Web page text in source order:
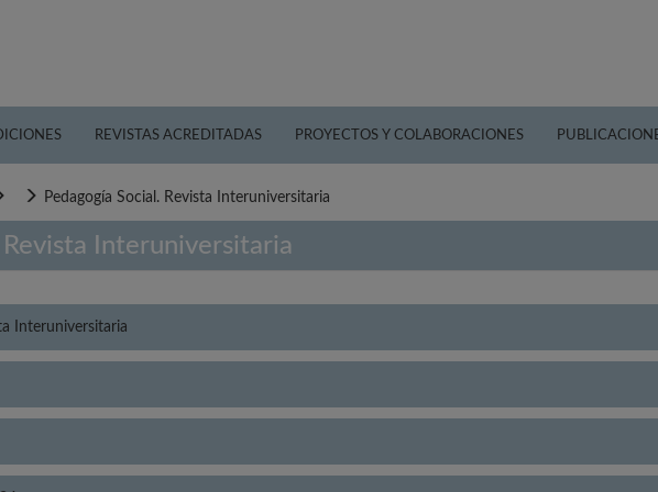
REVISTAS ACREDITADAS PROYECTOS Y COLABORACIONES
Pedagogía Social. Revista Interuniversitaria
Revista Interuniversitaria
Interuniversitaria